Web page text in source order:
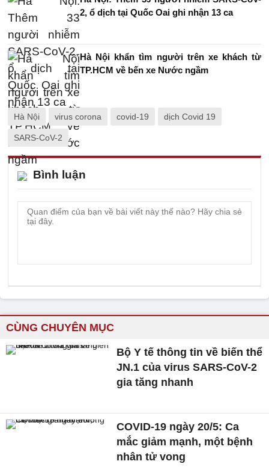
2, ổ dịch tại Quốc Oai ghi nhận 13 ca
Hà Nội khẩn tìm người trên xe khách từ
TP.HCM về bến xe Nước ngầm
Hà Nội virus corona covid-19 dịch Covid 19
SARS-CoV-2
Bình luận
CÙNG CHUYÊN MỤC
Bộ Y tế thông tin về biến thể
JN.1 của virus SARS-CoV-2
gia tăng nhanh
COVID-19 ngày 20/5: Ca
mắc giảm mạnh, một bệnh
nhân tử vong